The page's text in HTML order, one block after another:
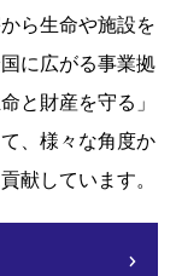
ら生命や施設を
に広がる事業拠
と財産を守る」
、様々な角度か
献しています。